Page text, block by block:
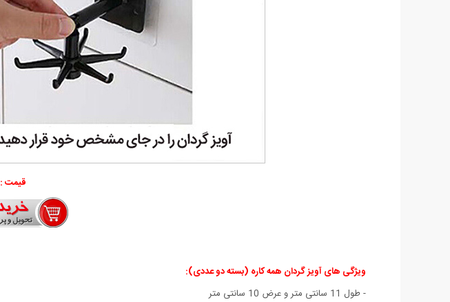
قیمت :
ویژگی های آویز گردان همه کاره (بسته دو عددی):
- طول 11 سانتی متر و عرض 10 سانتی متر